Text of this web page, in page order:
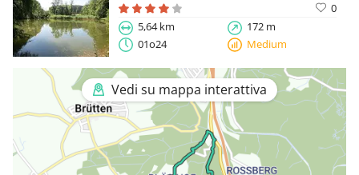
0
5,64 km
172 m
01o24
Medium
Vedi su mappa interattiva